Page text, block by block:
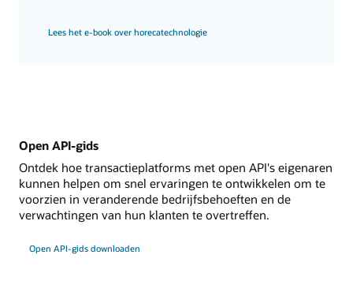
Lees het e-book over horecatechnologie
Open API-gids
Ontdek hoe transactieplatforms met open API's eigenaren
kunnen helpen om snel ervaringen te ontwikkelen om te
voorzien in veranderende bedrijfsbehoeften en de
verwachtingen van hun klanten te overtreffen.
Open API-gids downloaden